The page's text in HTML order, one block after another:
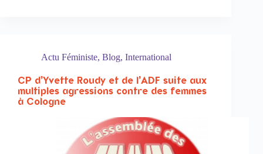
Actu Féministe, Blog, International
CP d’Yvette Roudy et de l’ADF suite aux
multiples agressions contre des femmes
à Cologne